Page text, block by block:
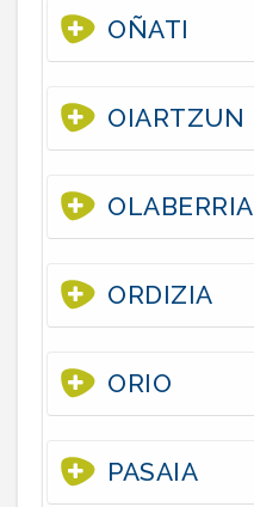
OÑATI
OIARTZUN
OLABERRIA
ORDIZIA
ORIO
PASAIA